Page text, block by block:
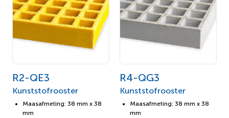
R2-QE3
Kunststofrooster
Maasafmeting: 38 mm x 38
mm
R4-QG3
Kunststofrooster
Maasafmeting: 38 mm x 38
mm